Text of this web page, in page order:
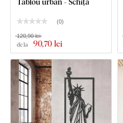
(0)
de la 90,70 lei
120,90 lei